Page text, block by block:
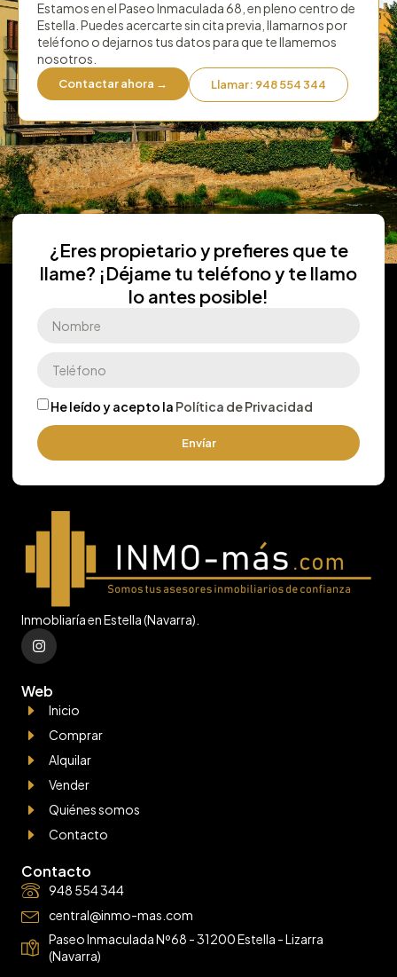
Estamos en el Paseo Inmaculada 68, en pleno centro de
Estella. Puedes acercarte sin cita previa, llamarnos por
teléfono o dejarnos tus datos para que te llamemos
nosotros.
Contactar ahora → Llamar: 948 554 344
¿Eres propietario y prefieres que te
llame? ¡Déjame tu teléfono y te llamo
lo antes posible!
He leído y acepto la Política de Privacidad
Envíar
Inmobliaría en Estella (Navarra).
Web
Inicio
Comprar
Alquilar
Vender
Quiénes somos
Contacto
Contacto
948 554 344
central@inmo-mas.com
Paseo Inmaculada Nº68 - 31200 Estella - Lizarra
(Navarra)